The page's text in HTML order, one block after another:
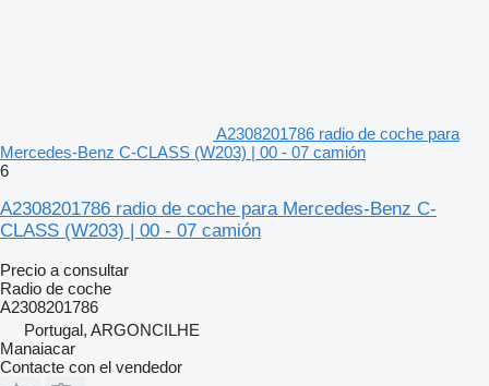
A2308201786 radio de coche para
Mercedes-Benz C-CLASS (W203) | 00 - 07 camión
6
A2308201786 radio de coche para Mercedes-Benz C-
CLASS (W203) | 00 - 07 camión
Precio a consultar
Radio de coche
A2308201786
Portugal, ARGONCILHE
Manaiacar
Contacte con el vendedor